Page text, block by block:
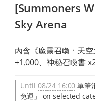
[Summoners
Sky Arena
內含《魔靈召喚：天
+1,000、神秘召喚書
Until 08/24 16:00 單筆
免運」 on selected